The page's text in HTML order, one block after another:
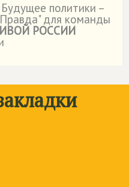
политики –
для команды
РОССИИ